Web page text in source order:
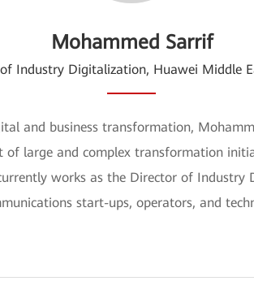
Mohammed Sarrif
Industry Digitalization, Huawei Middle
and business transformation,
of large and complex transformation
works as the Director of
start-ups, operators, and